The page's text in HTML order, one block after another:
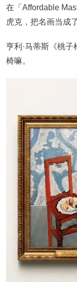
在「Affordable
虎克，把名画当成
亨利·马蒂斯《桃
椅嘛。